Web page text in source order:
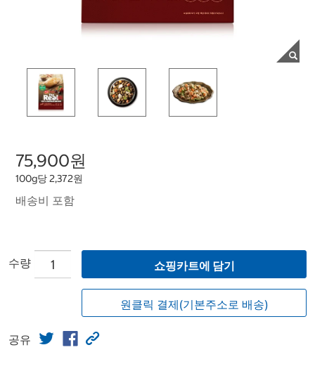
75,900원
100g당 2,372원
배송비 포함
수량 쇼핑카트에 담기
원클릭 결제(기본주소로 배송)
공유